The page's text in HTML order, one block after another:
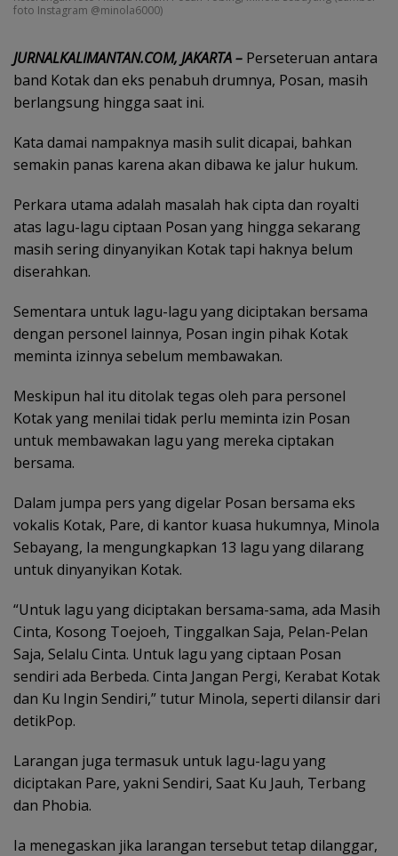
foto Instagram @minola6000)
JURNALKALIMANTAN.COM, JAKARTA – Perseteruan antara
band Kotak dan eks penabuh drumnya, Posan, masih
berlangsung hingga saat ini.
Kata damai nampaknya masih sulit dicapai, bahkan
semakin panas karena akan dibawa ke jalur hukum.
Perkara utama adalah masalah hak cipta dan royalti
atas lagu-lagu ciptaan Posan yang hingga sekarang
masih sering dinyanyikan Kotak tapi haknya belum
diserahkan.
Sementara untuk lagu-lagu yang diciptakan bersama
dengan personel lainnya, Posan ingin pihak Kotak
meminta izinnya sebelum membawakan.
Meskipun hal itu ditolak tegas oleh para personel
Kotak yang menilai tidak perlu meminta izin Posan
untuk membawakan lagu yang mereka ciptakan
bersama.
Dalam jumpa pers yang digelar Posan bersama eks
vokalis Kotak, Pare, di kantor kuasa hukumnya, Minola
Sebayang, Ia mengungkapkan 13 lagu yang dilarang
untuk dinyanyikan Kotak.
“Untuk lagu yang diciptakan bersama-sama, ada Masih
Cinta, Kosong Toejoeh, Tinggalkan Saja, Pelan-Pelan
Saja, Selalu Cinta. Untuk lagu yang ciptaan Posan
sendiri ada Berbeda. Cinta Jangan Pergi, Kerabat Kotak
dan Ku Ingin Sendiri,” tutur Minola, seperti dilansir dari
detikPop.
Larangan juga termasuk untuk lagu-lagu yang
diciptakan Pare, yakni Sendiri, Saat Ku Jauh, Terbang
dan Phobia.
Ia menegaskan jika larangan tersebut tetap dilanggar,